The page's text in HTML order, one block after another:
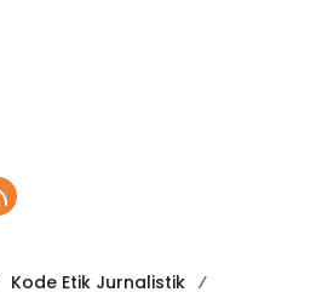
Kode Etik Jurnalistik